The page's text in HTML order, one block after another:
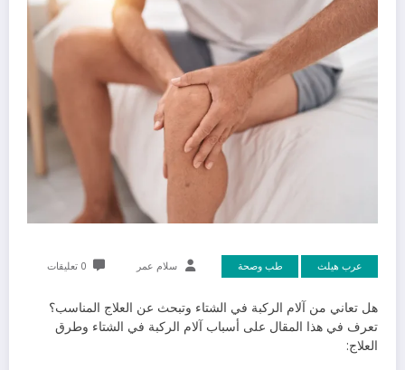
عرب هيلث طب وصحة سلام عمر 0 تعليقات
هل تعاني من آلام الركبة في الشتاء وتبحث عن العلاج المناسب؟
تعرف في هذا المقال على أسباب آلام الركبة في الشتاء وطرق
العلاج: